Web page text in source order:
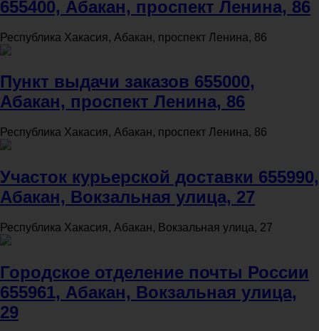
655400, Абакан, проспект Ленина, 86
Республика Хакасия, Абакан, проспект Ленина, 86
Пункт выдачи заказов 655000,
Абакан, проспект Ленина, 86
Республика Хакасия, Абакан, проспект Ленина, 86
Участок курьерской доставки 655990,
Абакан, Вокзальная улица, 27
Республика Хакасия, Абакан, Вокзальная улица, 27
Городское отделение почты России
655961, Абакан, Вокзальная улица,
29